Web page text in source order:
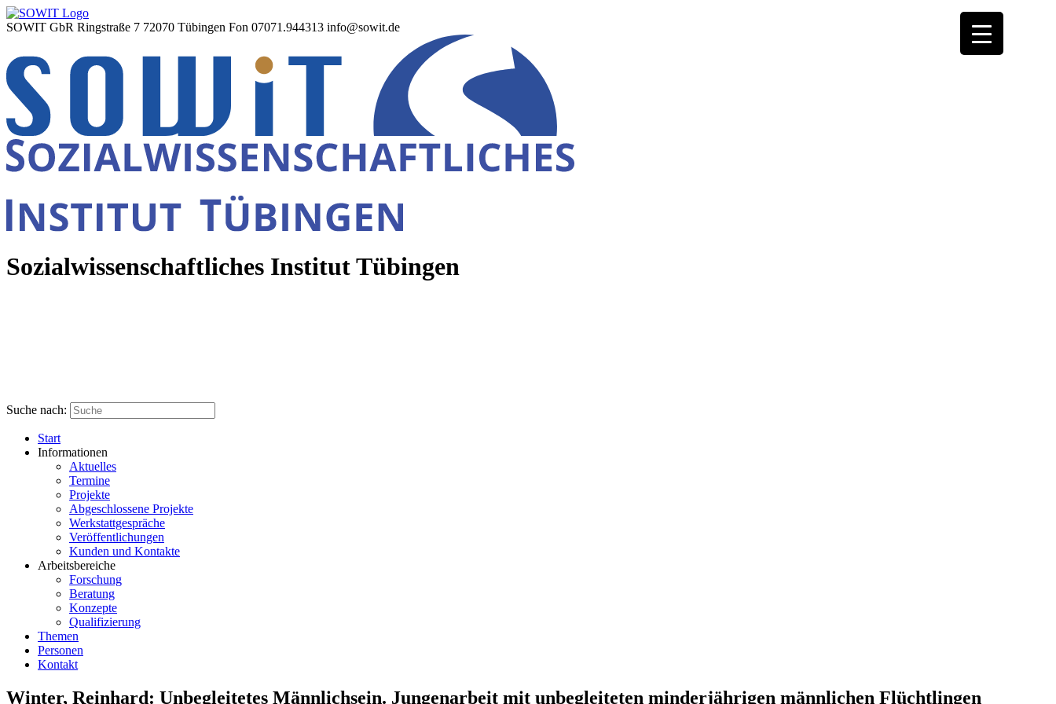
SOWIT GbR Ringstraße 7 72070 Tübingen Fon 07071.944313 info@sowit.de
Sozialwissenschaftliches Institut Tübingen
Suche nach:
Start
Informationen
Aktuelles
Termine
Projekte
Abgeschlossene Projekte
Werkstattgespräche
Veröffentlichungen
Kunden und Kontakte
Arbeitsbereiche
Forschung
Beratung
Konzepte
Qualifizierung
Themen
Personen
Kontakt
Winter, Reinhard: Unbegleitetes Männlichsein. Jungenarbeit mit unbegleiteten minderjährigen männlichen Flüchtlingen